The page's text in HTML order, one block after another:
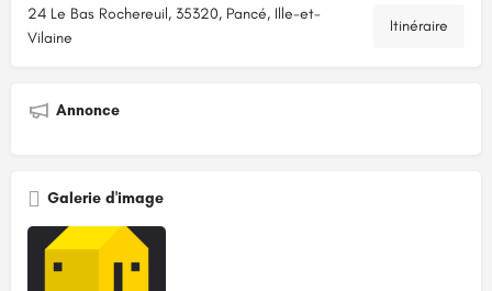
24 Le Bas Rochereuil, 35320, Pancé, Ille-et-
Vilaine
Itinéraire
Annonce
Galerie d'image